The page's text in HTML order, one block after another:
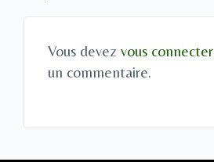
Vous devez vous connecter
un commentaire.